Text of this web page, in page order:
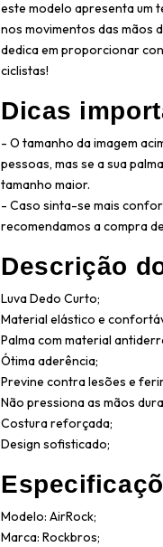
este modelo apresenta um
nos movimentos das mãos
dedica em proporcionar
ciclistas!
Dicas
- O tamanho da imagem
pessoas, mas se a sua
tamanho maior.
- Caso sinta-se mais
recomendamos a compra
Descrição
Luva Dedo Curto;
Material elástico e
Palma com material
Ótima aderência;
Previne contra lesões e
Não pressiona as mãos
Costura reforçada;
Design sofisticado;
Modelo: AirRock;
Marca: Rockbros;